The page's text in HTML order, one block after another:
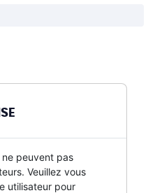
ne peuvent pas
Veuillez vous
utilisateur pour